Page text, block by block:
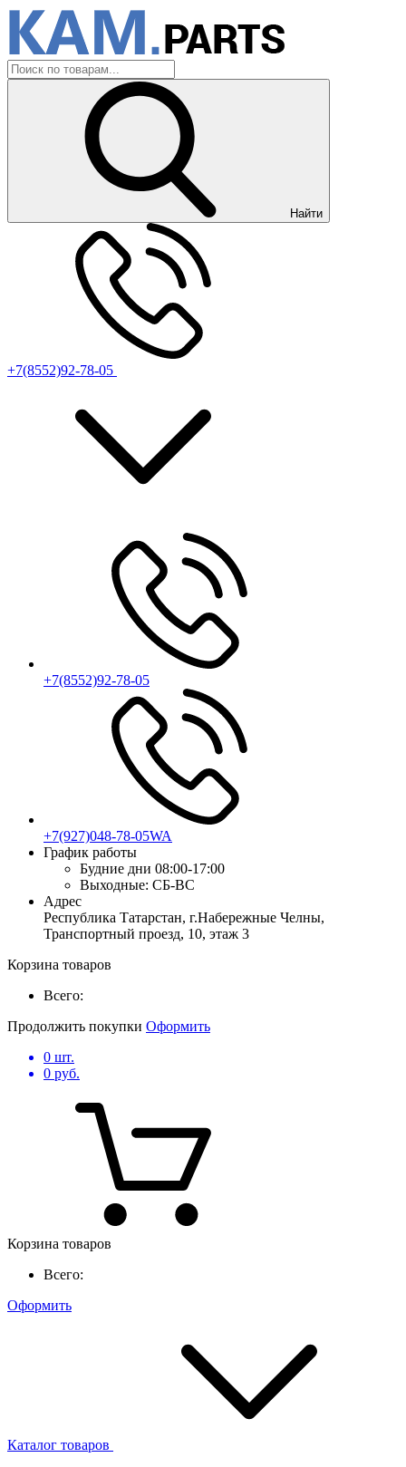
Найти
+7(8552)92-78-05
+7(8552)92-78-05
+7(927)048-78-05WA
График работы
Будние дни 08:00-17:00
Выходные: СБ-ВС
Адрес
Республика Татарстан, г.Набережные Челны,
Транспортный проезд, 10, этаж 3
Корзина товаров
Всего:
Продолжить покупки Оформить
0 шт.
0 руб.
Корзина товаров
Всего:
Оформить
Каталог товаров